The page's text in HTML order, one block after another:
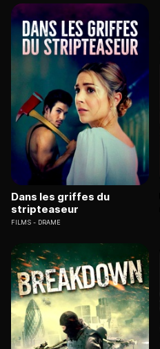
Dans les griffes du
stripteaseur
FILMS DRAME